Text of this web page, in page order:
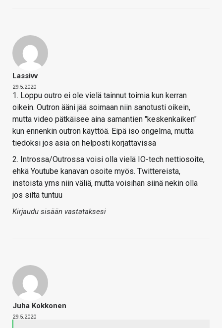
Lassivv
29.5.2020
1. Loppu outro ei ole vielä tainnut toimia kun kerran
oikein. Outron ääni jää soimaan niin sanotusti oikein,
mutta video pätkäisee aina samantien "keskenkaiken"
kun ennenkin outron käyttöä. Eipä iso ongelma, mutta
tiedoksi jos asia on helposti korjattavissa
2. Introssa/Outrossa voisi olla vielä IO-tech nettiosoite,
ehkä Youtube kanavan osoite myös. Twittereista,
instoista yms niin väliä, mutta voisihan siinä nekin olla
jos siltä tuntuu
Kirjaudu sisään vastataksesi
Juha Kokkonen
29.5.2020